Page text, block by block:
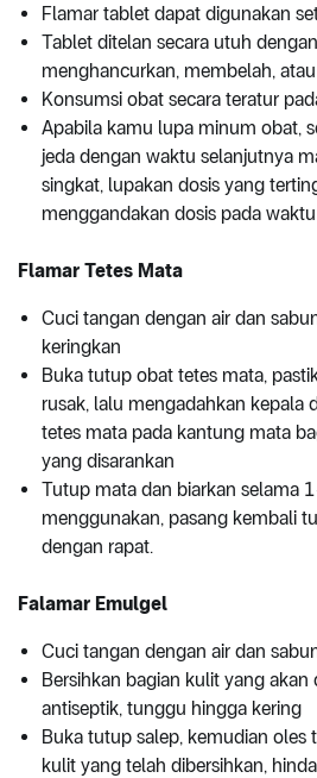
Flamar tablet dapat digunakan
Tablet ditelan secara utuh
menghancurkan, membelah,
Konsumsi obat secara teratur
Apabila kamu lupa minum obat,
jeda dengan waktu selanjutnya
singkat, lupakan dosis yang
menggandakan dosis pada
Flamar Tetes Mata
Cuci tangan dengan air dan
keringkan
Buka tutup obat tetes mata,
rusak, lalu mengadahkan kepala
tetes mata pada kantung mata
yang disarankan
Tutup mata dan biarkan selama
menggunakan, pasang kembali
dengan rapat.
Falamar Emulgel
Cuci tangan dengan air dan
Bersihkan bagian kulit yang akan
antiseptik, tunggu hingga kering
Buka tutup salep, kemudian oles
kulit yang telah dibersihkan,